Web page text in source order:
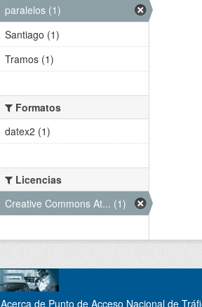
paralelos (1)
Santiago (1)
Tramos (1)
Formatos
datex2 (1)
Licencias
Creative Commons At... (1)
Acerca de Punto de Acceso Nacional de